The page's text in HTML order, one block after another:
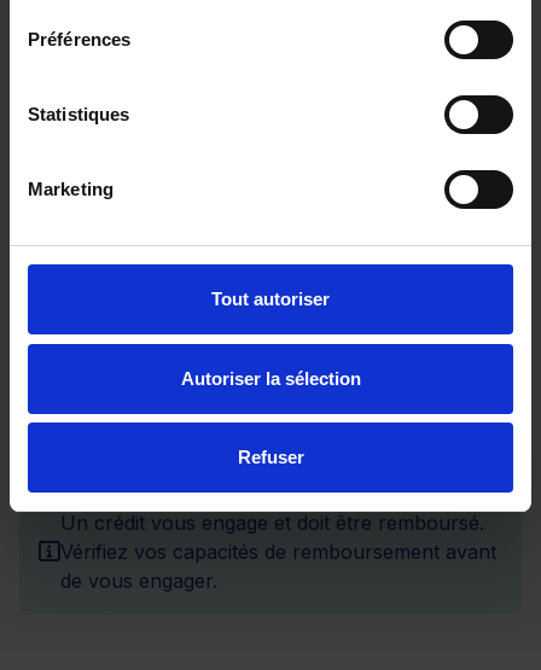
Préférences
Statistiques
Marketing
Tout autoriser
Autoriser la sélection
Refuser
30 TFSI 110 S Line
435.07 €/mois
Un crédit vous engage et doit être remboursé.
Vérifiez vos capacités de remboursement avant
de vous engager.